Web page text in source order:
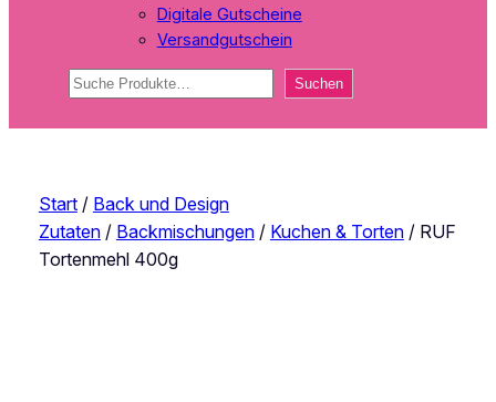
Digitale Gutscheine
Versandgutschein
Suchen Suchen
Start/ Back und Design
Zutaten/ Backmischungen/ Kuchen & Torten/ RUF
Tortenmehl 400g